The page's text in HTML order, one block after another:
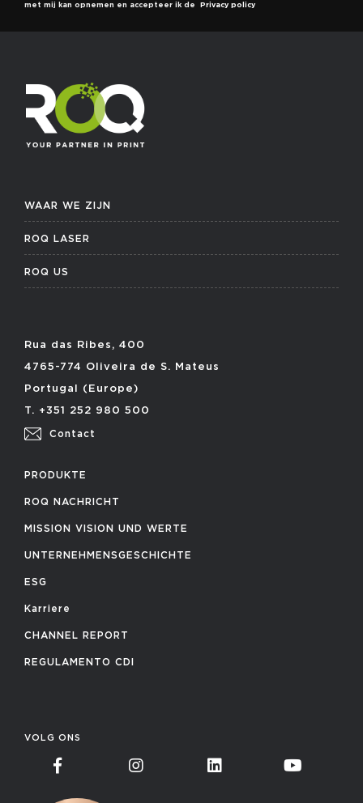
met mij kan opnemen en accepteer ik de
Privacy policy
WAAR WE ZIJN
ROQ LASER
ROQ US
Rua das Ribes, 400
4765-774 Oliveira de S. Mateus
Portugal (Europe)
T. +351 252 980 500
Contact
PRODUKTE
ROQ NACHRICHT
MISSION VISION UND WERTE
UNTERNEHMENSGESCHICHTE
ESG
Karriere
CHANNEL REPORT
REGULAMENTO CDI
VOLG ONS